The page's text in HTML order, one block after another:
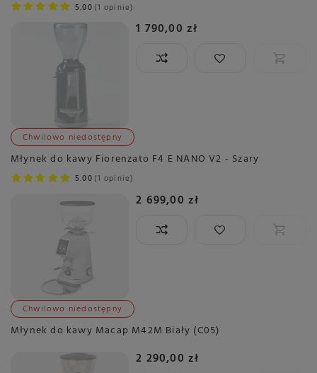
5.00 1 opinie
1 790,00 zł
Chwilowo niedostępny
Młynek do kawy Fiorenzato F4 E NANO V2 - Szary
5.00 1 opinie
2 699,00 zł
Chwilowo niedostępny
Młynek do kawy Macap M42M Biały (C05)
2 290,00 zł